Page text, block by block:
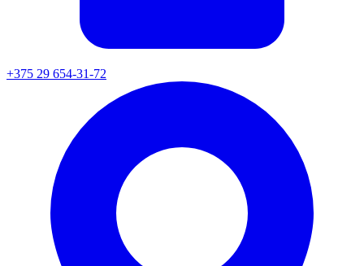
+375 29 654-31-72